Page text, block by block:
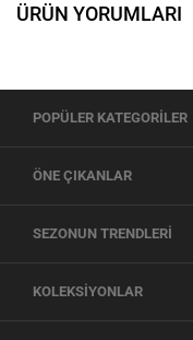
ÜRÜN YORUMLARI
POPÜLER KATEGORİLER
ÖNE ÇIKANLAR
SEZONUN TRENDLERİ
KOLEKSİYONLAR